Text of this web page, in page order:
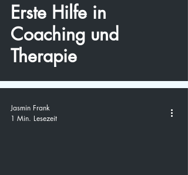
Erste Hilfe in
Coaching und
Therapie
Jasmin Frank
1 Min. Lesezeit